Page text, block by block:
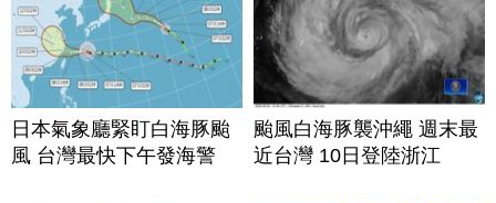
日本氣象廳緊盯白海豚颱
風 台灣最快下午發海警
颱風白海豚襲沖繩 週末最
近台灣 10日登陸浙江